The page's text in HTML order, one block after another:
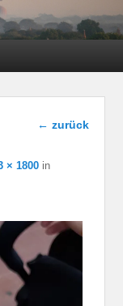
Bild-
← zurück
× 1800 in